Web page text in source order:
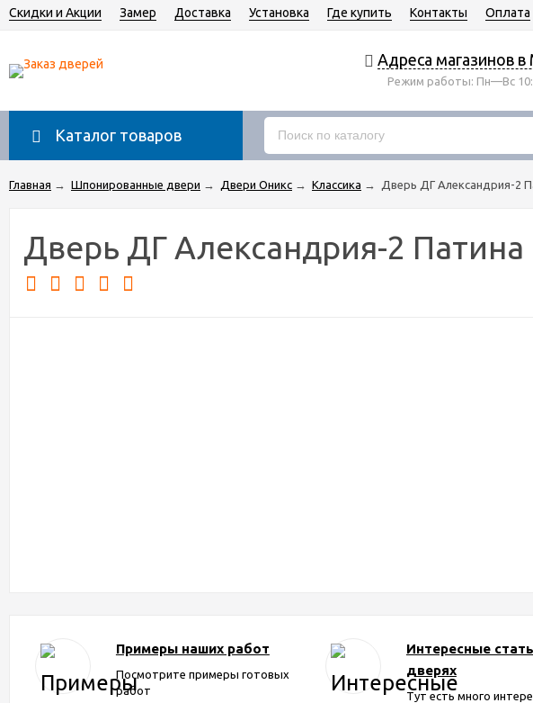
Скидки и Акции Замер Доставка Установка Где купить Контакты Оплата
Адреса магазинов в
Режим работы: Пн—Вс
Каталог товаров
Главная → Шпонированные двери → Двери Оникс → Классика → Дверь ДГ Александрия-2
Дверь ДГ Александрия-2 Патина
Примеры наших работ
Посмотрите примеры готовых
работ
Интересные
дверях
Тут есть много